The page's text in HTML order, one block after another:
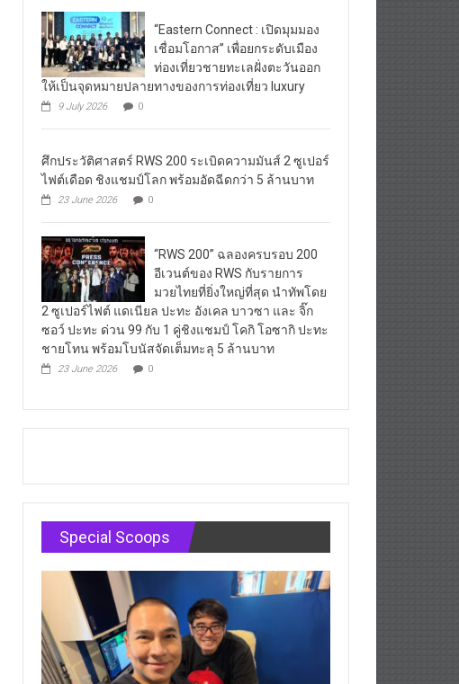
“Eastern Connect : เปิดมุมมอง
เชื่อมโอกาส” เพื่อยกระดับเมือง
ท่องเที่ยวชายทะเลฝั่งตะวันออก
ให้เป็นจุดหมายปลายทางของการท่องเที่ยว luxury
9 July 2026 0
ศึกประวัติศาสตร์ RWS 200 ระเบิดความมันส์ 2 ซูเปอร์
ไฟต์เดือด ชิงแชมป์โลก พร้อมอัดฉีดกว่า 5 ล้านบาท
23 June 2026 0
“RWS 200” ฉลองครบรอบ 200
อีเวนต์ของ RWS กับรายการ
มวยไทยที่ยิ่งใหญ่ที่สุด นำทัพโดย
2 ซูเปอร์ไฟต์ แดเนียล ปะทะ อังเคล บาวซา และ จิ๊ก
ซอว์ ปะทะ ด่วน 99 กับ 1 คู่ชิงแชมป์ โคกิ โอซากิ ปะทะ
ชายโทน พร้อมโบนัสจัดเต็มทะลุ 5 ล้านบาท
23 June 2026 0
Special Scoops